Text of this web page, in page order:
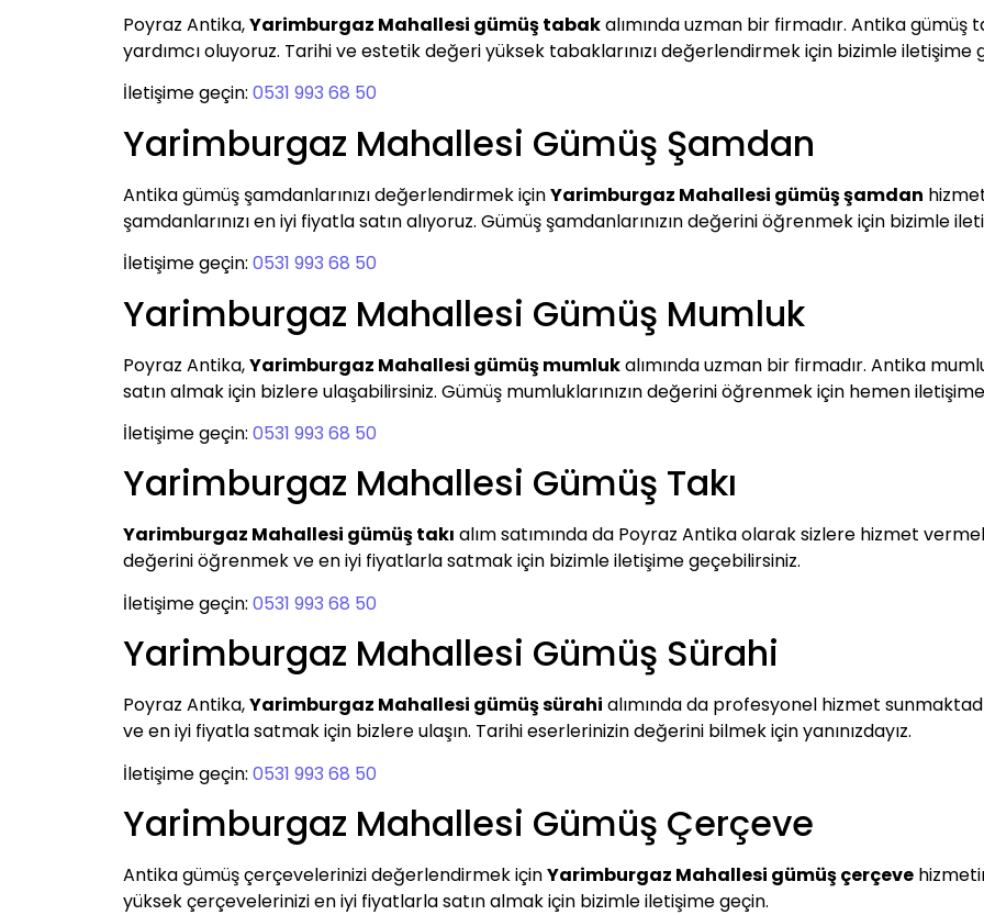
Poyraz Antika,Yarimburgaz Mahallesi gümüş tabakalımında uzman bir firmadır. Antika gümüş
yardımcı oluyoruz. Tarihi ve estetik değeri yüksek tabaklarınızı değerlendirmek için bizimle iletişime
İletişime geçin: 0531 993 68 50
Yarimburgaz Mahallesi Gümüş Şamdan
Antika gümüş şamdanlarınızı değerlendirmek içinYarimburgaz Mahallesi gümüş şamdan
şamdanlarınızı en iyi fiyatla satın alıyoruz. Gümüş şamdanlarınızın değerini öğrenmek için bizimle
İletişime geçin: 0531 993 68 50
Yarimburgaz Mahallesi Gümüş Mumluk
Poyraz Antika,Yarimburgaz Mahallesi gümüş mumlukalımında uzman bir firmadır. Antika
satın almak için bizlere ulaşabilirsiniz. Gümüş mumluklarınızın değerini öğrenmek için hemen
İletişime geçin: 0531 993 68 50
Yarimburgaz Mahallesi Gümüş Takı
Yarimburgaz Mahallesi gümüş takı alım satımında da Poyraz Antika olarak sizlere hizmet
değerini öğrenmek ve en iyi fiyatlarla satmak için bizimle iletişime geçebilirsiniz.
İletişime geçin: 0531 993 68 50
Yarimburgaz Mahallesi Gümüş Sürahi
Poyraz Antika,Yarimburgaz Mahallesi gümüş sürahi alımında da profesyonel hizmet
ve en iyi fiyatla satmak için bizlere ulaşın. Tarihi eserlerinizin değerini bilmek için yanınızdayız.
İletişime geçin: 0531 993 68 50
Yarimburgaz Mahallesi Gümüş Çerçeve
Antika gümüş çerçevelerinizi değerlendirmek içinYarimburgaz Mahallesi gümüş çerçeve
yüksek çerçevelerinizi en iyi fiyatlarla satın almak için bizimle iletişime geçin.